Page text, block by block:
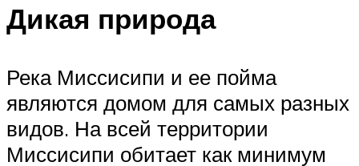
Дикая природа
Река Миссисипи и ее пойма
являются домом для самых разных
видов. На всей территории
Миссисипи обитает как минимум